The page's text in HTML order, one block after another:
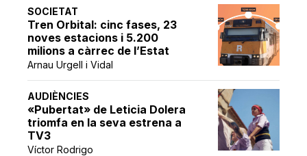
SOCIETAT
Tren Orbital: cinc fases, 23
noves estacions i 5.200
milions a càrrec de l’Estat
Arnau Urgell i Vidal
AUDIÈNCIES
«Pubertat» de Leticia Dolera
triomfa en la seva estrena a
TV3
Víctor Rodrigo